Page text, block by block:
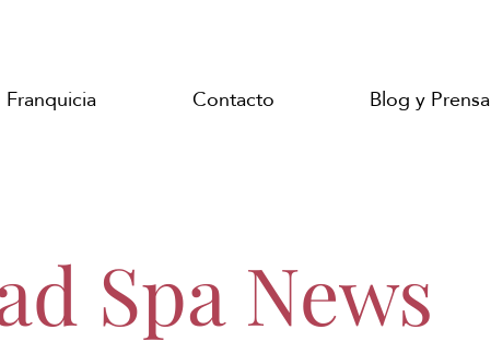
Franquicia Contacto Blog y Prensa
Spa News